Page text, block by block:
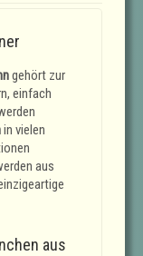
gehört zur
einfach
in vielen
aus
aus